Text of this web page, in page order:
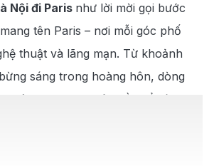
không XiamenAir cập nhật mới
du lịch Paris chi tiết
mùa nào đẹp nhất?
Nội đi Paris như lời mời gọi bước
tên Paris – nơi mỗi góc phố
thuật và lãng mạn. Từ khoảnh
sáng trong hoàng hôn, dòng
trôi qua những cây cầu cổ kính,